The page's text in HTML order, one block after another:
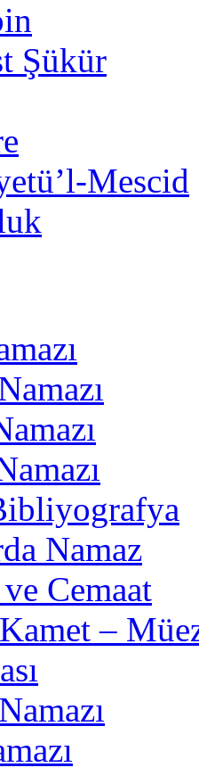
Şükür
Mescid
Namaz
Cemaat
–